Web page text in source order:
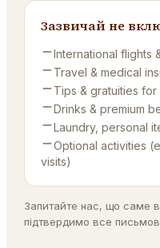
Зазвичай не
International flights
Travel & medical
Tips & gratuities
Drinks & premium
Laundry, personal
Optional activities
visits)
Запитайте нас, що саме
підтвердимо все